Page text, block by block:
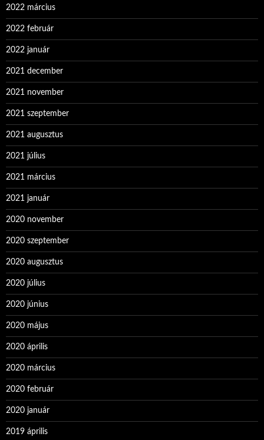
2022 március
2022 február
2022 január
2021 december
2021 november
2021 szeptember
2021 augusztus
2021 július
2021 március
2021 január
2020 november
2020 szeptember
2020 augusztus
2020 július
2020 június
2020 május
2020 április
2020 március
2020 február
2020 január
2019 április